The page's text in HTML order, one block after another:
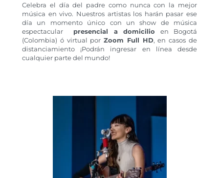
Celebra el día del padre como nunca con la mejor
música en vivo. Nuestros artistas los harán pasar ese
día un momento único con un show de música
espectacular
presencial a domicilio en Bogotá
(Colombia) ó virtual porZoom Full HD, en casos de
distanciamiento ¡Podrán ingresar en línea desde
cualquier parte del mundo!